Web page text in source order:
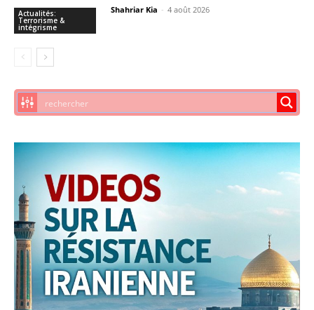
Actualités:
Terrorisme &
intégrisme
Shahriar Kia - 4 août 2026